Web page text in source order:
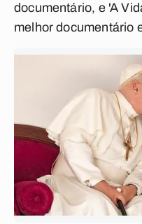
documentário, e 'A
melhor documentário